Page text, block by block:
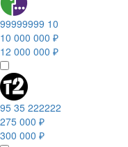
99999999 10
10 000 000 ₽
12 000 000 ₽
95 35 222222
275 000 ₽
300 000 ₽